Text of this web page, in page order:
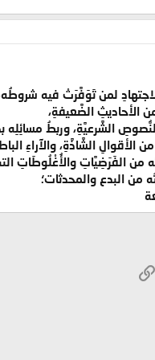
لمن تَوَفَّرَتْ فيه
الأحاديثِ الضَّعيفةِ،
الشَّرعيَّةِ، وربطُ مسائِلِه
الأقوالِ الشَّاذَّةِ، والآراءِ
من الفَرَضِيَّاتِ والأُغْلُوطَاتِ
من البدع والمحدثات؛
الإلكتروني